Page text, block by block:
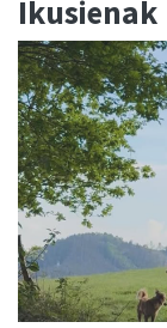
Ikusienak